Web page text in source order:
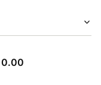
0.00